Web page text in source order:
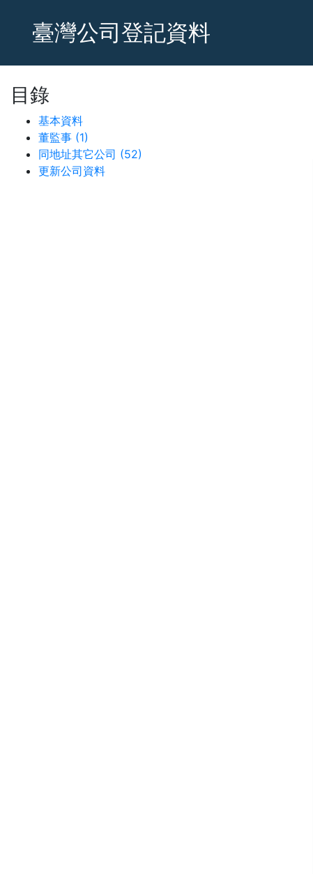
臺灣公司登記資料
目錄
基本資料
董監事 (1)
同地址其它公司 (52)
更新公司資料